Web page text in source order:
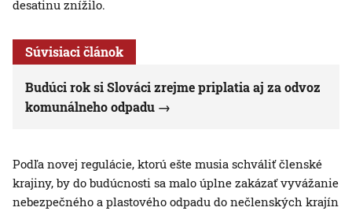
desatinu znížilo.
Súvisiaci článok
Budúci rok si Slováci zrejme priplatia aj za odvoz
komunálneho odpadu
Podľa novej regulácie, ktorú ešte musia schváliť členské
krajiny, by do budúcnosti sa malo úplne zakázať vyvážanie
nebezpečného a plastového odpadu do nečlenských krajín